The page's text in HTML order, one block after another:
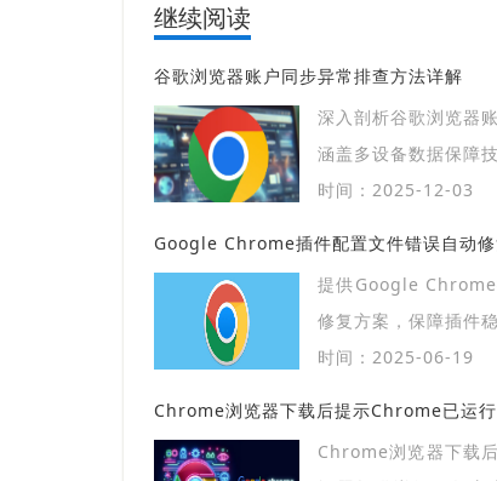
继续阅读
谷歌浏览器账户同步异常排查方法详解
深入剖析谷歌浏览器
涵盖多设备数据保障
保障同步安全稳定，
时间：2025-12-03
Google Chrome插件配置文件错误自动修
提供Google Chrome
修复方案，保障插件
时间：2025-06-19
Chrome浏览器下载后提示Chrome已运
Chrome浏览器下载